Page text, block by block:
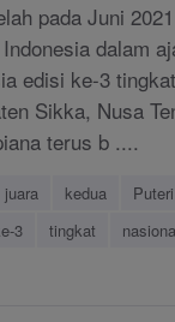
pada Juni
dalam
edisi ke-3
Sikka, Nusa
terus b ....
juara kedua Puteri
3 tingkat